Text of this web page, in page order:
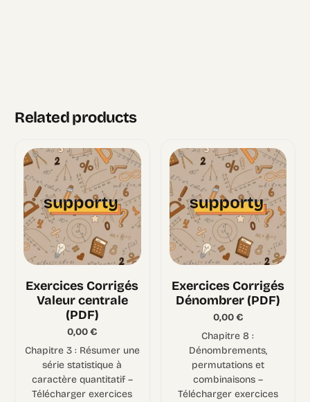
Related products
Exercices Corrigés
Valeur centrale
(PDF)
0,00€
Chapitre 3 : Résumer une
série statistique à
caractère quantitatif –
Télécharger exercices
Exercices Corrigés
Dénombrer (PDF)
0,00€
Chapitre 8 :
Dénombrements,
permutations et
combinaisons –
Télécharger exercices